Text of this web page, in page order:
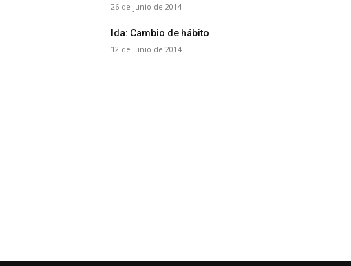
26 de junio de 2014
Ida: Cambio de hábito
12 de junio de 2014